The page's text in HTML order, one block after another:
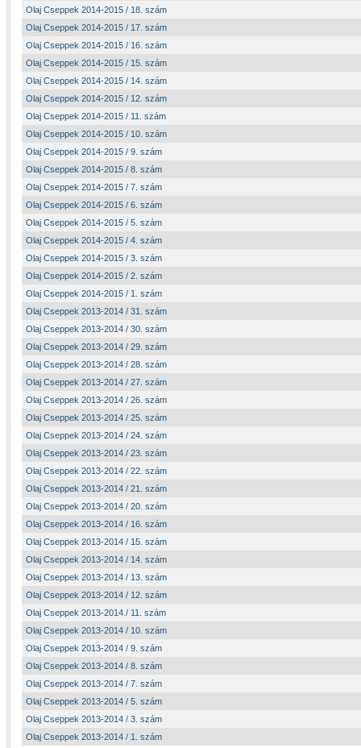
Olaj Cseppek 2014-2015 / 18. szám
Olaj Cseppek 2014-2015 / 17. szám
Olaj Cseppek 2014-2015 / 16. szám
Olaj Cseppek 2014-2015 / 15. szám
Olaj Cseppek 2014-2015 / 14. szám
Olaj Cseppek 2014-2015 / 12. szám
Olaj Cseppek 2014-2015 / 11. szám
Olaj Cseppek 2014-2015 / 10. szám
Olaj Cseppek 2014-2015 / 9. szám
Olaj Cseppek 2014-2015 / 8. szám
Olaj Cseppek 2014-2015 / 7. szám
Olaj Cseppek 2014-2015 / 6. szám
Olaj Cseppek 2014-2015 / 5. szám
Olaj Cseppek 2014-2015 / 4. szám
Olaj Cseppek 2014-2015 / 3. szám
Olaj Cseppek 2014-2015 / 2. szám
Olaj Cseppek 2014-2015 / 1. szám
Olaj Cseppek 2013-2014 / 31. szám
Olaj Cseppek 2013-2014 / 30. szám
Olaj Cseppek 2013-2014 / 29. szám
Olaj Cseppek 2013-2014 / 28. szám
Olaj Cseppek 2013-2014 / 27. szám
Olaj Cseppek 2013-2014 / 26. szám
Olaj Cseppek 2013-2014 / 25. szám
Olaj Cseppek 2013-2014 / 24. szám
Olaj Cseppek 2013-2014 / 23. szám
Olaj Cseppek 2013-2014 / 22. szám
Olaj Cseppek 2013-2014 / 21. szám
Olaj Cseppek 2013-2014 / 20. szám
Olaj Cseppek 2013-2014 / 16. szám
Olaj Cseppek 2013-2014 / 15. szám
Olaj Cseppek 2013-2014 / 14. szám
Olaj Cseppek 2013-2014 / 13. szám
Olaj Cseppek 2013-2014 / 12. szám
Olaj Cseppek 2013-2014 / 11. szám
Olaj Cseppek 2013-2014 / 10. szám
Olaj Cseppek 2013-2014 / 9. szám
Olaj Cseppek 2013-2014 / 8. szám
Olaj Cseppek 2013-2014 / 7. szám
Olaj Cseppek 2013-2014 / 5. szám
Olaj Cseppek 2013-2014 / 3. szám
Olaj Cseppek 2013-2014 / 1. szám